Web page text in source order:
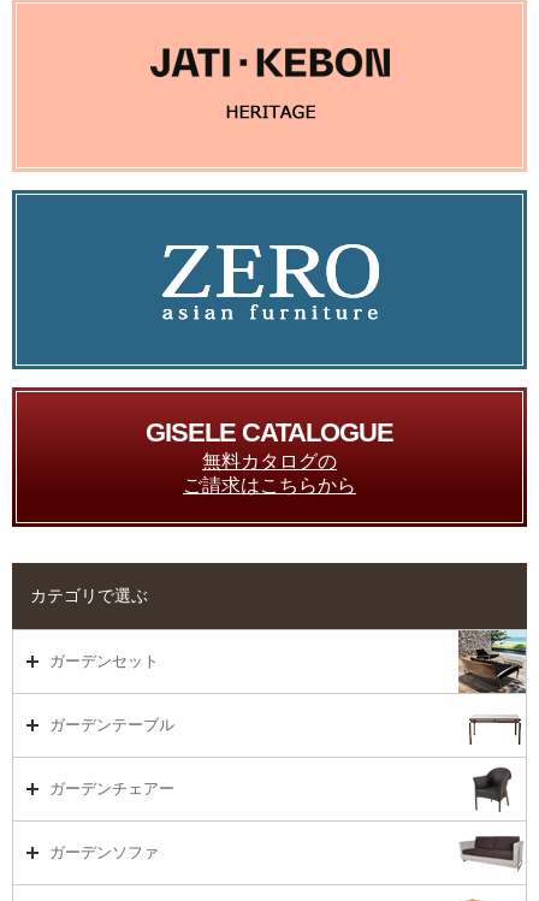
GISELE CATALOGUE
無料カタログの
ご請求はこちらから
カテゴリで選ぶ
ガーデンセット
ガーデンセット（海外在庫）
ラウンジ・ベッド
ガーデンテーブル
ガーデンテーブルTOP
ガーデンチェアー
ガーデンチェアーTOP
ガーデンソファ